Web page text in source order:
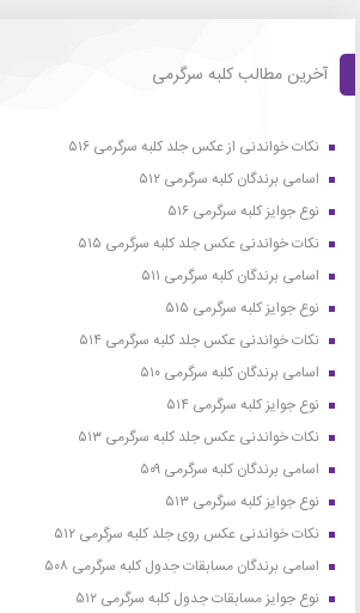
آخرین مطالب کلبه سرگرمی
نکات خواندنی از عکس جلد کلبه سرگرمی ۵۱۶
اسامی برندگان کلبه سرگرمی ۵۱۲
نوع جوایز کلبه سرگرمی ۵۱۶
نکات خواندنی عکس جلد کلبه سرگرمی ۵۱۵
اسامی برندگان کلبه سرگرمی ۵۱۱
نوع جوایز کلبه سرگرمی ۵۱۵
نکات خواندنی عکس جلد کلبه سرگرمی ۵۱۴
اسامی برندگان کلبه سرگرمی ۵۱۰
نوع جوایز کلبه سرگرمی ۵۱۴
نکات خواندنی عکس جلد کلبه سرگرمی ۵۱۳
اسامی برندگان کلبه سرگرمی ۵۰۹
نوع جوایز کلبه سرگرمی ۵۱۳
نکات خواندنی عکس روی جلد کلبه سرگرمی ۵۱۲
اسامی برندگان مسابقات جدول کلبه سرگرمی ۵۰۸
نوع جوایز مسابقات جدول کلبه سرگرمی ۵۱۲